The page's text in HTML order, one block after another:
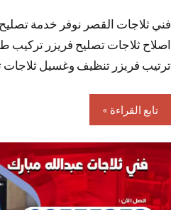
فني ثلاجات القصر نوفر خدمة
اصلاح ثلاجات تصليح فريزر تركيب
ترتيب فريزر تنظيف وغسيل ثلاجات
تابع القراءة